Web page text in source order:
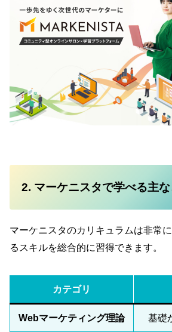
2. マーケニスタで学べる主
マーケニスタのカリキュラムは非常
るスキルを総合的に習得できます。
カテゴリ
Webマーケティング理論 基礎